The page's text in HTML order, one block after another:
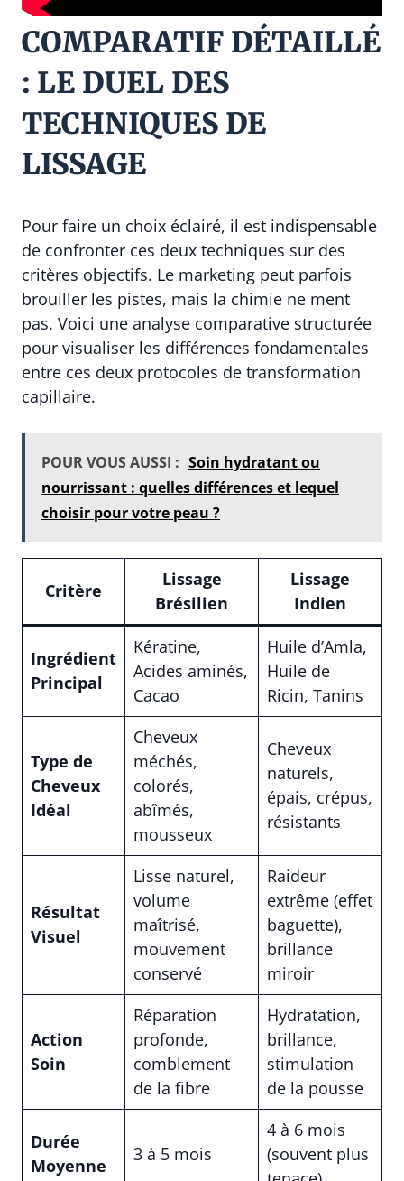
COMPARATIF DÉTAILLÉ
: LE DUEL DES
TECHNIQUES DE
LISSAGE
Pour faire un choix éclairé, il est indispensable
de confronter ces deux techniques sur des
critères objectifs. Le marketing peut parfois
brouiller les pistes, mais la chimie ne ment
pas. Voici une analyse comparative structurée
pour visualiser les différences fondamentales
entre ces deux protocoles de transformation
capillaire.
POUR VOUS AUSSI : Soin hydratant ou
nourrissant : quelles différences et lequel
choisir pour votre peau ?
Critère
Lissage
Brésilien
Lissage
Indien
Ingrédient
Principal
Kératine,
Acides aminés,
Cacao
Huile d’Amla,
Huile de
Ricin, Tanins
Type de
Cheveux
Idéal
Cheveux
méchés,
colorés,
abîmés,
mousseux
Cheveux
naturels,
épais, crépus,
résistants
Résultat
Visuel
Lisse naturel,
volume
maîtrisé,
mouvement
conservé
Raideur
extrême (effet
baguette),
brillance
miroir
Action
Soin
Réparation
profonde,
comblement
de la fibre
Hydratation,
brillance,
stimulation
de la pousse
Durée
Moyenne
3 à 5 mois
4 à 6 mois
(souvent plus